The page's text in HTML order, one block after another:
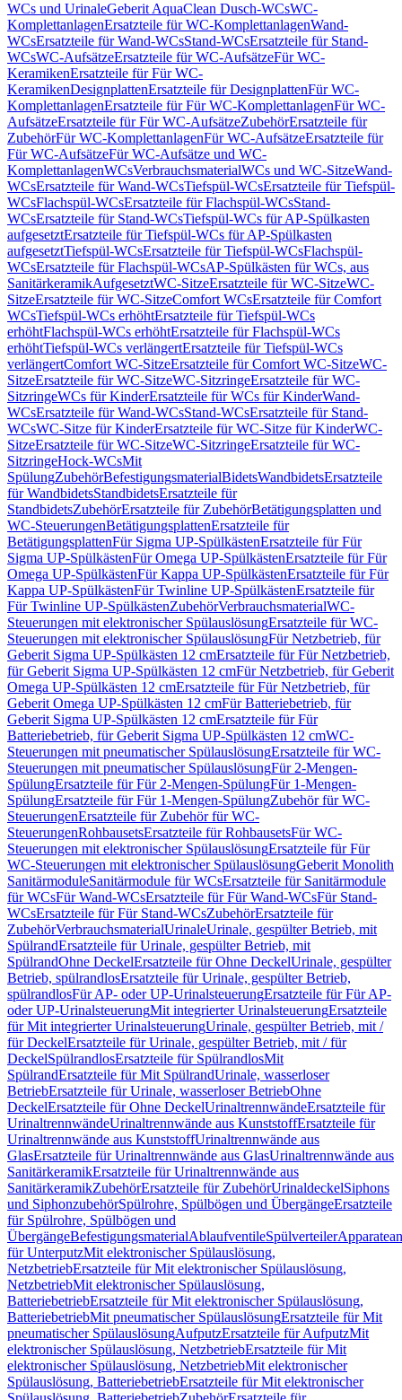
WCs und UrinaleGeberit AquaClean Dusch-WCsWC-
KomplettanlagenErsatzteile für WC-KomplettanlagenWand-
WCsErsatzteile für Wand-WCsStand-WCsErsatzteile für Stand-
WCsWC-AufsätzeErsatzteile für WC-AufsätzeFür WC-
KeramikenErsatzteile für Für WC-
KeramikenDesignplattenErsatzteile für DesignplattenFür WC-
KomplettanlagenErsatzteile für Für WC-KomplettanlagenFür WC-
AufsätzeErsatzteile für Für WC-AufsätzeZubehörErsatzteile für
ZubehörFür WC-KomplettanlagenFür WC-AufsätzeErsatzteile für
Für WC-AufsätzeFür WC-Aufsätze und WC-
KomplettanlagenWCsVerbrauchsmaterialWCs und WC-SitzeWand-
WCsErsatzteile für Wand-WCsTiefspül-WCsErsatzteile für Tiefspül-
WCsFlachspül-WCsErsatzteile für Flachspül-WCsStand-
WCsErsatzteile für Stand-WCsTiefspül-WCs für AP-Spülkasten
aufgesetztErsatzteile für Tiefspül-WCs für AP-Spülkasten
aufgesetztTiefspül-WCsErsatzteile für Tiefspül-WCsFlachspül-
WCsErsatzteile für Flachspül-WCsAP-Spülkästen für WCs, aus
SanitärkeramikAufgesetztWC-SitzeErsatzteile für WC-SitzeWC-
SitzeErsatzteile für WC-SitzeComfort WCsErsatzteile für Comfort
WCsTiefspül-WCs erhöhtErsatzteile für Tiefspül-WCs
erhöhtFlachspül-WCs erhöhtErsatzteile für Flachspül-WCs
erhöhtTiefspül-WCs verlängertErsatzteile für Tiefspül-WCs
verlängertComfort WC-SitzeErsatzteile für Comfort WC-SitzeWC-
SitzeErsatzteile für WC-SitzeWC-SitzringeErsatzteile für WC-
SitzringeWCs für KinderErsatzteile für WCs für KinderWand-
WCsErsatzteile für Wand-WCsStand-WCsErsatzteile für Stand-
WCsWC-Sitze für KinderErsatzteile für WC-Sitze für KinderWC-
SitzeErsatzteile für WC-SitzeWC-SitzringeErsatzteile für WC-
SitzringeHock-WCsMit
SpülungZubehörBefestigungsmaterialBidetsWandbidetsErsatzteile
für WandbidetsStandbidetsErsatzteile für
StandbidetsZubehörErsatzteile für ZubehörBetätigungsplatten und
WC-SteuerungenBetätigungsplattenErsatzteile für
BetätigungsplattenFür Sigma UP-SpülkästenErsatzteile für Für
Sigma UP-SpülkästenFür Omega UP-SpülkästenErsatzteile für Für
Omega UP-SpülkästenFür Kappa UP-SpülkästenErsatzteile für Für
Kappa UP-SpülkästenFür Twinline UP-SpülkästenErsatzteile für
Für Twinline UP-SpülkästenZubehörVerbrauchsmaterialWC-
Steuerungen mit elektronischer SpülauslösungErsatzteile für WC-
Steuerungen mit elektronischer SpülauslösungFür Netzbetrieb, für
Geberit Sigma UP-Spülkästen 12 cmErsatzteile für Für Netzbetrieb,
für Geberit Sigma UP-Spülkästen 12 cmFür Netzbetrieb, für Geberit
Omega UP-Spülkästen 12 cmErsatzteile für Für Netzbetrieb, für
Geberit Omega UP-Spülkästen 12 cmFür Batteriebetrieb, für
Geberit Sigma UP-Spülkästen 12 cmErsatzteile für Für
Batteriebetrieb, für Geberit Sigma UP-Spülkästen 12 cmWC-
Steuerungen mit pneumatischer SpülauslösungErsatzteile für WC-
Steuerungen mit pneumatischer SpülauslösungFür 2-Mengen-
SpülungErsatzteile für Für 2-Mengen-SpülungFür 1-Mengen-
SpülungErsatzteile für Für 1-Mengen-SpülungZubehör für WC-
SteuerungenErsatzteile für Zubehör für WC-
SteuerungenRohbausetsErsatzteile für RohbausetsFür WC-
Steuerungen mit elektronischer SpülauslösungErsatzteile für Für
WC-Steuerungen mit elektronischer SpülauslösungGeberit Monolith
SanitärmoduleSanitärmodule für WCsErsatzteile für Sanitärmodule
für WCsFür Wand-WCsErsatzteile für Für Wand-WCsFür Stand-
WCsErsatzteile für Für Stand-WCsZubehörErsatzteile für
ZubehörVerbrauchsmaterialUrinaleUrinale, gespülter Betrieb, mit
SpülrandErsatzteile für Urinale, gespülter Betrieb, mit
SpülrandOhne DeckelErsatzteile für Ohne DeckelUrinale, gespülter
Betrieb, spülrandlosErsatzteile für Urinale, gespülter Betrieb,
spülrandlosFür AP- oder UP-UrinalsteuerungErsatzteile für Für AP-
oder UP-UrinalsteuerungMit integrierter UrinalsteuerungErsatzteile
für Mit integrierter UrinalsteuerungUrinale, gespülter Betrieb, mit /
für DeckelErsatzteile für Urinale, gespülter Betrieb, mit / für
DeckelSpülrandlosErsatzteile für SpülrandlosMit
SpülrandErsatzteile für Mit SpülrandUrinale, wasserloser
BetriebErsatzteile für Urinale, wasserloser BetriebOhne
DeckelErsatzteile für Ohne DeckelUrinaltrennwändeErsatzteile für
UrinaltrennwändeUrinaltrennwände aus KunststoffErsatzteile für
Urinaltrennwände aus KunststoffUrinaltrennwände aus
GlasErsatzteile für Urinaltrennwände aus GlasUrinaltrennwände aus
SanitärkeramikErsatzteile für Urinaltrennwände aus
SanitärkeramikZubehörErsatzteile für ZubehörUrinaldeckelSiphons
und SiphonzubehörSpülrohre, Spülbögen und ÜbergängeErsatzteile
für Spülrohre, Spülbögen und
ÜbergängeBefestigungsmaterialAblaufventileSpülverteiler
für UnterputzMit elektronischer Spülauslösung,
NetzbetriebErsatzteile für Mit elektronischer Spülauslösung,
NetzbetriebMit elektronischer Spülauslösung,
BatteriebetriebErsatzteile für Mit elektronischer Spülauslösung,
BatteriebetriebMit pneumatischer SpülauslösungErsatzteile für Mit
pneumatischer SpülauslösungAufputzErsatzteile für AufputzMit
elektronischer Spülauslösung, NetzbetriebErsatzteile für Mit
elektronischer Spülauslösung, NetzbetriebMit elektronischer
Spülauslösung, BatteriebetriebErsatzteile für Mit elektronischer